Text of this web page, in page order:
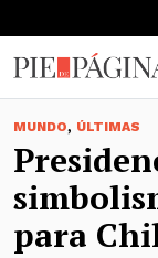
MUNDO, ÚLTIMAS
para